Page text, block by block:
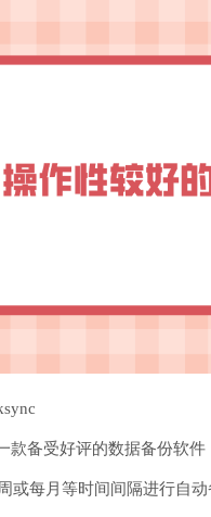
款备受好评的数据备份软
或每月等时间间隔进行自